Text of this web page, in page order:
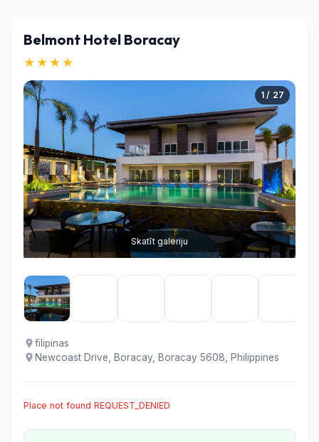
Belmont Hotel Boracay
★★★★
1 / 27
Skatīt galeriju
filipinas
Newcoast Drive, Boracay, Boracay 5608, Philippines
Place not found REQUEST_DENIED